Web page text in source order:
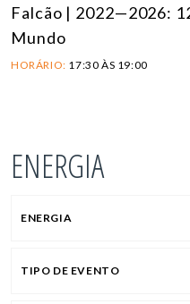
Falcão | 2022—2026:
Mundo
HORÁRIO: 17:30 ÀS 19:00
ENERGIA
ENERGIA
TIPO DE EVENTO